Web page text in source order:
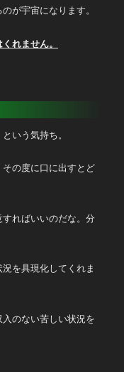
が宇宙になります。
れません。
いう気持ち。
の度に口に出すとど
ればいいのだな。分
を具現化してくれま
のない苦しい状況を